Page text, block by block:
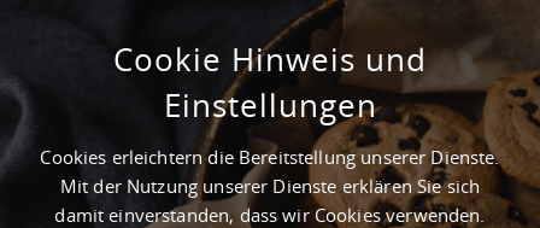
ERSTBEZUG - 22.500 M² GEWERBEHALLE IN
PULHEIM AN DER AUTOBAHN A 1 -
LANDKREIS RHEIN-ERFT-KREIS
Startseite/ Immobiliensuche/ Detailansicht
Cookie Hinweis und
Einstellungen
Cookies erleichtern die Bereitstellung unserer Dienste.
Mit der Nutzung unserer Dienste erklären Sie sich
damit einverstanden, dass wir Cookies verwenden.